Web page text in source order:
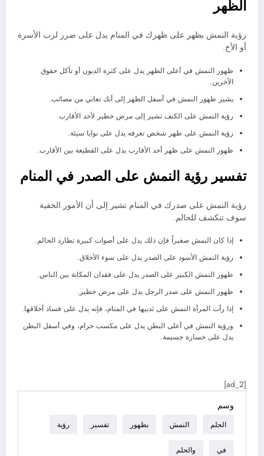
الظهر
رؤية النمش يظهر على ظهرك في المنام يدل على ضرر لرب الأسرة
أو الأخ.
ظهور النمش في أعلى الظهر يدل على كثرة الديون أو تآكل حقوق
الآخرين.
يشير ظهور النمش في أسفل الظهر إلى أنك تعاني من مصائب.
رؤية النمش على الكتف تشير إلى مرض خطير لأحد الأقارب.
رؤية النمش على ظهر شخص تعرفه يدل على نوايا سيئة.
ظهور النمش على ظهر أحد الأقارب يدل على القطيعة بين الأقارب.
تفسير رؤية النمش على الصدر في المنام
رؤية النمش على صدرك في المنام تشير إلى أن الأمور الخفية
سوف تنكشف للحالم.
إذا كان النمش صغيراً فإن ذلك يدل على أصوات كبيرة تطارد الحالم.
رؤية النمش الأسود على الصدر يدل على سوء الأخلاق.
ظهور النمش الكبير على الصدر يدل على فقدان المكانة بين الناس.
ظهور النمش على صدر الرجل يدل على مرض خطير.
إذا رأت المرأة النمش على ثدييها في المنام، فإنه يدل على فساد أخلاقها.
ورؤية النمش في أعلى البطن يدل على مكسب حرام، وفي أسفل البطن
يدل على خسارة جسيمة.
[ad_2]
وسم
الحلم النمش بظهور تفسير رؤية
في والحلم